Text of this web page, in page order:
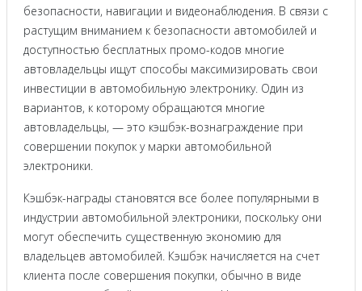
безопасности, навигации и видеонаблюдения. В связи с
растущим вниманием к безопасности автомобилей и
доступностью бесплатных промо-кодов многие
автовладельцы ищут способы максимизировать свои
инвестиции в автомобильную электронику. Один из
вариантов, к которому обращаются многие
автовладельцы, — это кэшбэк-вознаграждение при
совершении покупок у марки автомобильной
электроники.
Кэшбэк-награды становятся все более популярными в
индустрии автомобильной электроники, поскольку они
могут обеспечить существенную экономию для
владельцев автомобилей. Кэшбэк начисляется на счет
клиента после совершения покупки, обычно в виде